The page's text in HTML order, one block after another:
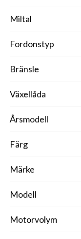
Miltal
Fordonstyp
Bränsle
Växellåda
Årsmodell
Färg
Märke
Modell
Motorvolym